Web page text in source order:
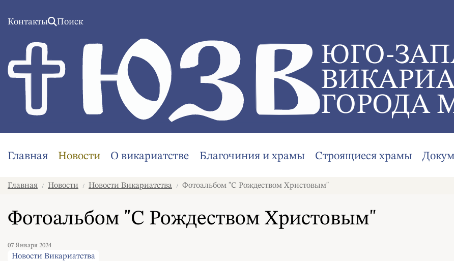
Контакты Поиск
ЮГО-
ГОРОДА
Главная Новости О викариатстве Благочиния и храмы Строящиеся храмы
Главная / Новости / Новости Викариатства / Фотоальбом "С Рождеством Христовым"
Фотоальбом "С Рождеством Христовым"
07 Января 2024
Новости Викариатства